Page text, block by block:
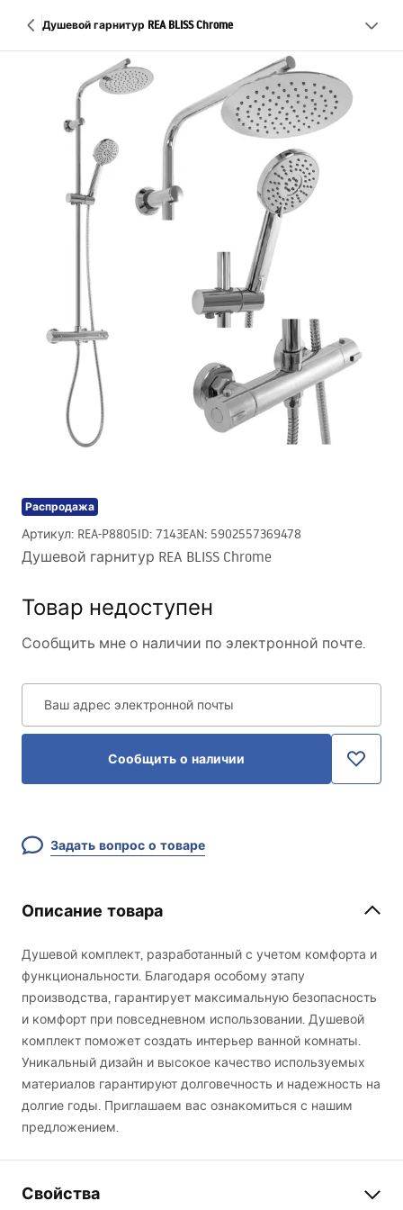
Душевой гарнитур REA BLISS Chrome
Распродажа
Артикул: REA-P8805ID: 7143EAN: 5902557369478
Душевой гарнитур REA BLISS Chrome
Товар недоступен
Сообщить мне о наличии по электронной почте.
Ваш адрес электронной почты
Сообщить о наличии
Задать вопрос о товаре
Описание товара
Душевой комплект, разработанный с учетом комфорта и
функциональности. Благодаря особому этапу
производства, гарантирует максимальную безопасность
и комфорт при повседневном использовании. Душевой
комплект поможет создать интерьер ванной комнаты.
Уникальный дизайн и высокое качество используемых
материалов гарантируют долговечность и надежность на
долгие годы. Приглашаем вас ознакомиться с нашим
предложением.
Свойства